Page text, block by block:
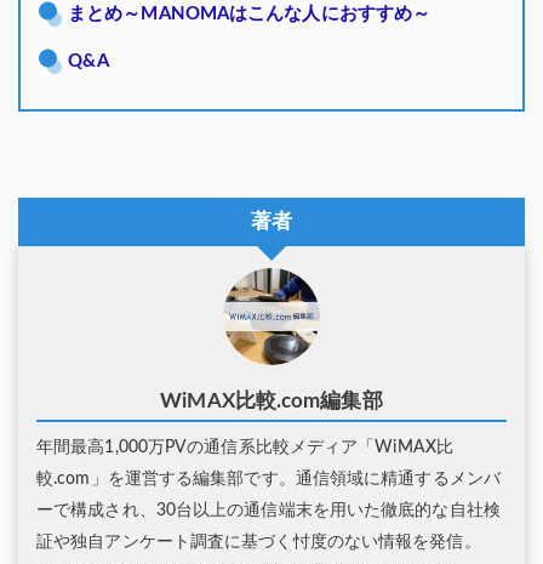
まとめ～MANOMAはこんな人におすすめ～
Q&A
著者
WiMAX比較.com編集部
年間最高1,000万PVの通信系比較メディア「WiMAX比
較.com」を運営する編集部です。通信領域に精通するメンバ
ーで構成され、30台以上の通信端末を用いた徹底的な自社検
証や独自アンケート調査に基づく忖度のない情報を発信。